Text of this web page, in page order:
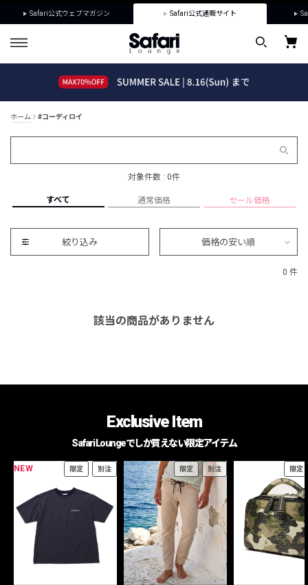
Safari公式ウェブマガジン Safari公式通販サイト
ホーム #コーディロイ
対象件数 : 0件
すべて 通常価格 セール価格
絞り込み 価格の安い順
0 件
該当の商品がありません
Exclusive Item
Safari Loungeでしか買えない限定アイテム
NEW 限定 別注 限定 別注 限定